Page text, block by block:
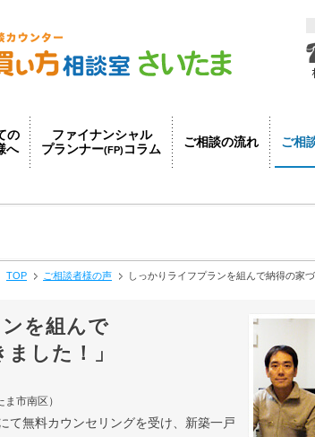
の
へ
ファイナンシャル
プランナー(FP) コラム
ご相談の流れ ご相
TOP ご相談者様の声 しっかりライフプランを組んで納得の家
ンを組んで
した！」
ま市南区）
て無料カウンセリングを受け、新築一戸